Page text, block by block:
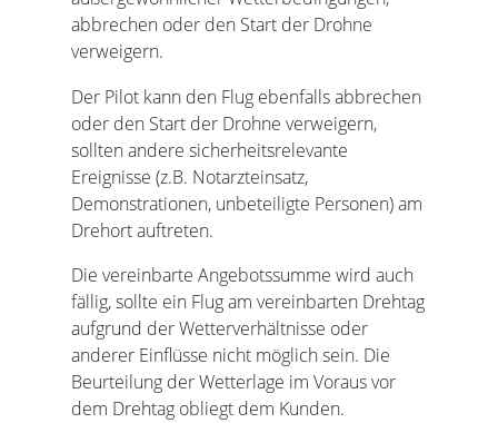
abbrechen oder den Start der Drohne
verweigern.
Der Pilot kann den Flug ebenfalls abbrechen
oder den Start der Drohne verweigern,
sollten andere sicherheitsrelevante
Ereignisse (z.B. Notarzteinsatz,
Demonstrationen, unbeteiligte Personen) am
Drehort auftreten.
Die vereinbarte Angebotssumme wird auch
fällig, sollte ein Flug am vereinbarten Drehtag
aufgrund der Wetterverhältnisse oder
anderer Einflüsse nicht möglich sein. Die
Beurteilung der Wetterlage im Voraus vor
dem Drehtag obliegt dem Kunden.